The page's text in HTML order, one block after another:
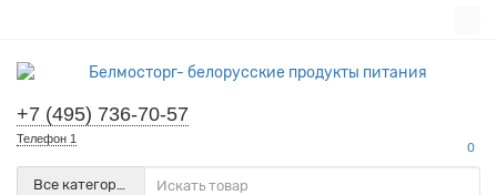
+7 (495) 736-70-57
Телефон 1
0
Все категории